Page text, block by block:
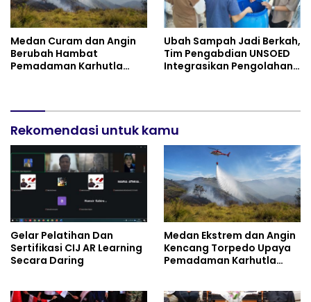
Indonesia Emas 2045
Medan Curam dan Angin
Berubah Hambat
Pemadaman Karhutla
Ubah Sampah Jadi Berkah,
Tim Pengabdian UNSOED
Integrasikan Pengolahan
Rekomendasi untuk kamu
Gelar Pelatihan Dan
Sertifikasi CIJ AR Learning
Secara Daring
Medan Ekstrem dan Angin
Kencang Torpedo Upaya
Pemadaman Karhutla